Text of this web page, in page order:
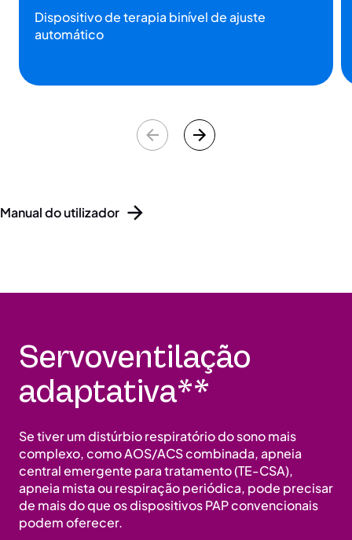
Dispositivo de terapia binível de ajuste
automático
Manual do utilizador
Servoventilação
adaptativa**
Se tiver um distúrbio respiratório do sono mais
complexo, como AOS/ACS combinada, apneia
central emergente para tratamento (TE-CSA),
apneia mista ou respiração periódica, pode precisar
de mais do que os dispositivos PAP convencionais
podem oferecer.